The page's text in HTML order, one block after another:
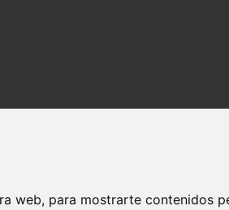
web, para mostrarte contenidos